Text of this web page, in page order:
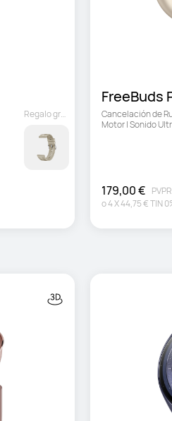
Regalo gratuito
FreeBuds
Cancelación de
Motor | Sonido
179,00 €
o4X44,75 €TIN